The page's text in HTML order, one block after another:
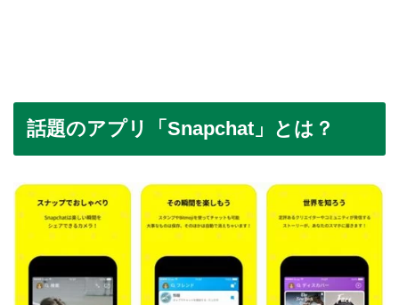
話題のアプリ「Snapchat」とは？